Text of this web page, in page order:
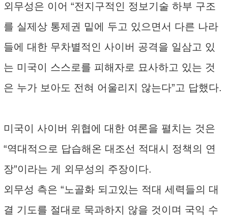
외무성은 이어 “전지구적인 정보기술 하부 구조
를 실제상 통제권 밑에 두고 있으면서 다른 나라
들에 대한 무차별적인 사이버 공격을 일삼고 있
는 미국이 스스로를 피해자로 묘사하고 있는 것
은 누가 보아도 전혀 어울리지 않는다”고 답했다.
미국이 사이버 위협에 대한 여론을 펼치는 것은
“역대적으로 답습해온 대조선 적대시 정책의 연
장”이라는 게 외무성의 주장이다.
외무성 측은 “노골화 되고있는 적대 세력들의 대
결 기도를 절대로 묵과하지 않을 것이며 국익 수